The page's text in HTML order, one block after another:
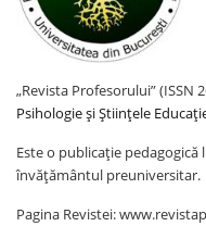
„Revista Profesorului” (ISSN
Psihologie și Științele
Este o publicație
învățământul preuniversitar.
Pagina Revistei: